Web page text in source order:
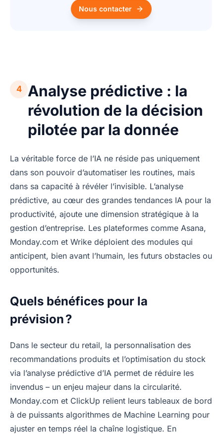
Nous contacter
4
Analyse prédictive : la
révolution de la décision
pilotée par la donnée
La véritable force de l’IA ne réside pas uniquement
dans son pouvoir d’automatiser les routines, mais
dans sa capacité à révéler l’invisible. L’analyse
prédictive, au cœur des grandes tendances IA pour la
productivité, ajoute une dimension stratégique à la
gestion d’entreprise. Les plateformes comme Asana,
Monday.com et Wrike déploient des modules qui
anticipent, bien avant l’humain, les futurs obstacles ou
opportunités.
Quels bénéfices pour la
prévision ?
Dans le secteur du retail, la personnalisation des
recommandations produits et l’optimisation du stock
via l’analyse prédictive d’IA permet de réduire les
invendus – un enjeu majeur dans la circularité.
Monday.com et ClickUp relient leurs tableaux de bord
à de puissants algorithmes de Machine Learning pour
ajuster en temps réel la chaîne logistique. En